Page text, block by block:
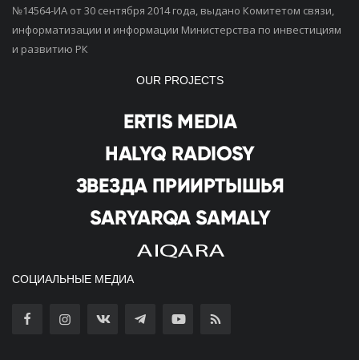
№14564-ИА от 30 сентября 2014 года, выдано Комитетом связи,
информатизации и информации Министерства по инвестициям
и развитию РК
OUR PROJECTS
СОЦИАЛЬНЫЕ МЕДИА